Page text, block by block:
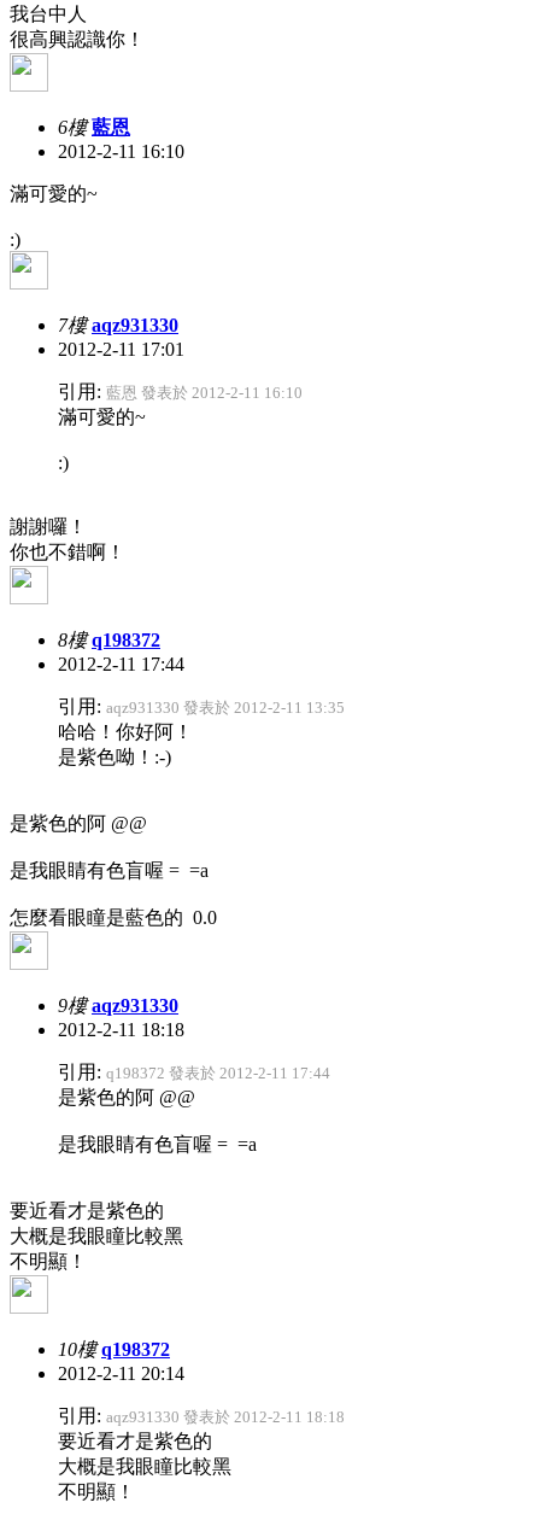
我台中人
很高興認識你！
6樓 藍恩
2012-2-11 16:10
滿可愛的~
:)
7樓 aqz931330
2012-2-11 17:01
引用: 藍恩 發表於 2012-2-11 16:10
滿可愛的~
:)
謝謝囉！
你也不錯啊！
8樓 q198372
2012-2-11 17:44
引用: aqz931330 發表於 2012-2-11 13:35
哈哈！你好阿！
是紫色呦！:-)
是紫色的阿 @@
是我眼睛有色盲喔 = =a
怎麼看眼瞳是藍色的 0.0
9樓 aqz931330
2012-2-11 18:18
引用: q198372 發表於 2012-2-11 17:44
是紫色的阿 @@
是我眼睛有色盲喔 = =a
要近看才是紫色的
大概是我眼瞳比較黑
不明顯！
10樓 q198372
2012-2-11 20:14
引用: aqz931330 發表於 2012-2-11 18:18
要近看才是紫色的
大概是我眼瞳比較黑
不明顯！